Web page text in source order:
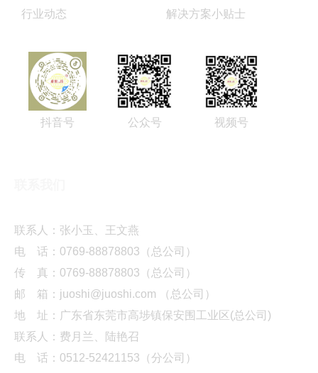
行业动态
解决方案小贴士
抖音号 公众号 视频号
联系人：张小玉、王文燕
电 话：0769-88878803（总公司）
传 真：0769-88878803（总公司）
邮 箱：juoshi@juoshi.com （总公司）
地 址：广东省东莞市高埗镇保安围工业区(总公司)
联系人：费月兰、陆艳召
电 话：0512-52421153（分公司）